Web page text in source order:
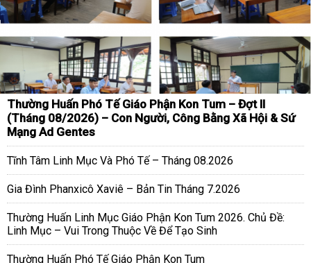
Thường Huấn Phó Tế Giáo Phận Kon Tum – Đợt II
(Tháng 08/2026) – Con Người, Công Bằng Xã Hội & Sứ
Mạng Ad Gentes
Tĩnh Tâm Linh Mục Và Phó Tế – Tháng 08.2026
Gia Đình Phanxicô Xaviê – Bản Tin Tháng 7.2026
Thường Huấn Linh Mục Giáo Phận Kon Tum 2026. Chủ Đề:
Linh Mục – Vui Trong Thuộc Về Để Tạo Sinh
Thường Huấn Phó Tế Giáo Phận Kon Tum